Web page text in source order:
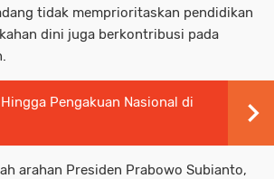
tidak memprioritaskan pendidikan
dini juga berkontribusi pada
Pengakuan Nasional di
arahan Presiden Prabowo Subianto,